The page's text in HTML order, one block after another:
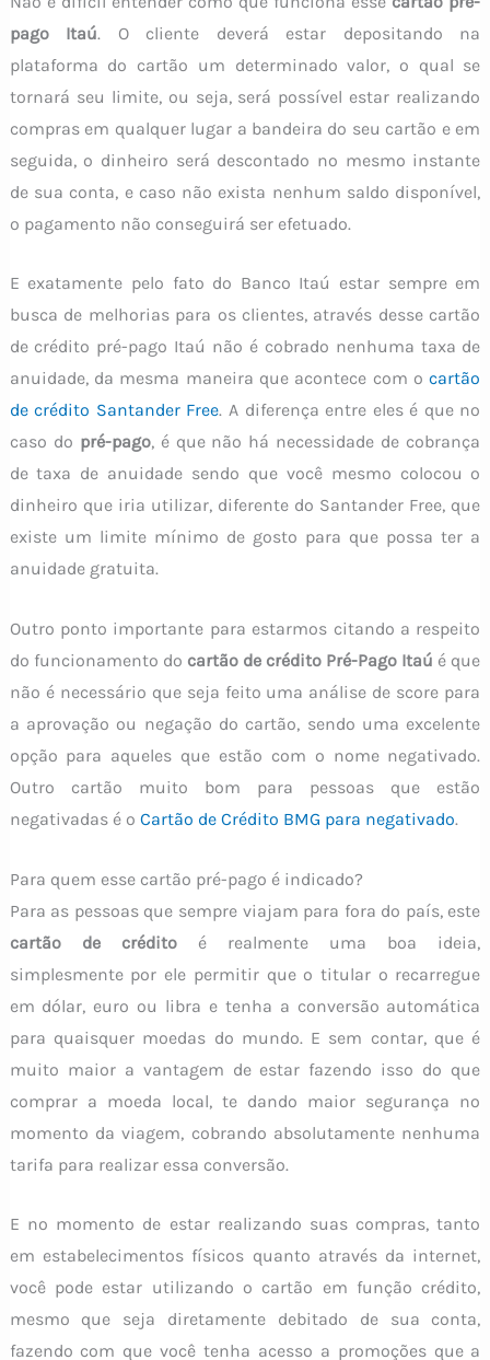
pago Itaú. O cliente deverá estar depositando na
plataforma do cartão um determinado valor, o qual se
tornará seu limite, ou seja, será possível estar realizando
compras em qualquer lugar a bandeira do seu cartão e em
seguida, o dinheiro será descontado no mesmo instante
de sua conta, e caso não exista nenhum saldo disponível,
o pagamento não conseguirá ser efetuado.
E exatamente pelo fato do Banco Itaú estar sempre em
busca de melhorias para os clientes, através desse cartão
de crédito pré-pago Itaú não é cobrado nenhuma taxa de
anuidade, da mesma maneira que acontece com ocartão
de crédito Santander Free. A diferença entre eles é que no
caso do pré-pago, é que não há necessidade de cobrança
de taxa de anuidade sendo que você mesmo colocou o
dinheiro que iria utilizar, diferente do Santander Free, que
existe um limite mínimo de gosto para que possa ter a
anuidade gratuita.
Outro ponto importante para estarmos citando a respeito
do funcionamento do cartão de crédito Pré-Pago Itaú é que
não é necessário que seja feito uma análise de score para
a aprovação ou negação do cartão, sendo uma excelente
opção para aqueles que estão com o nome negativado.
Outro cartão muito bom para pessoas que estão
negativadas é o Cartão de Crédito BMG para negativado.
Para quem esse cartão pré-pago é indicado?
Para as pessoas que sempre viajam para fora do país, este
cartão de créditoé realmente uma boa ideia,
simplesmente por ele permitir que o titular o recarregue
em dólar, euro ou libra e tenha a conversão automática
para quaisquer moedas do mundo. E sem contar, que é
muito maior a vantagem de estar fazendo isso do que
comprar a moeda local, te dando maior segurança no
momento da viagem, cobrando absolutamente nenhuma
tarifa para realizar essa conversão.
E no momento de estar realizando suas compras, tanto
em estabelecimentos físicos quanto através da internet,
você pode estar utilizando o cartão em função crédito,
mesmo que seja diretamente debitado de sua conta,
fazendo com que você tenha acesso a promoções que a